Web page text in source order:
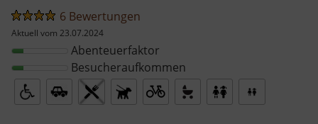
6 Bewertungen
Aktuell vom 23.07.2024
Abenteuerfaktor
Besucheraufkommen